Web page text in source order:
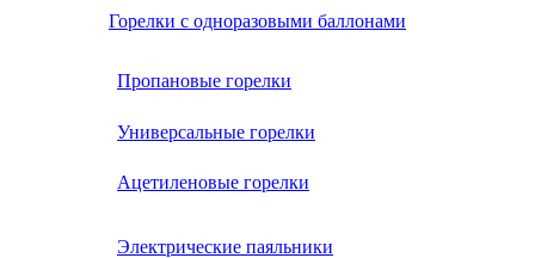
Горелки с одноразовыми баллонами
Пропановые горелки
Универсальные горелки
Ацетиленовые горелки
Электрические паяльники